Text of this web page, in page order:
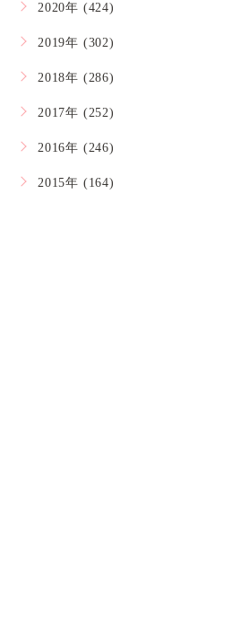
2020年 (424)
2019年 (302)
2018年 (286)
2017年 (252)
2016年 (246)
2015年 (164)